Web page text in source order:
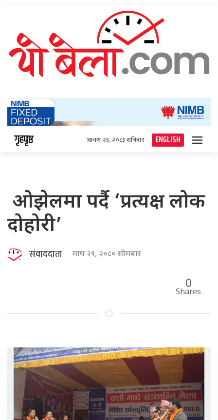
गृहपृष्ठ श्रावण २३, २०८३ शनिबार ENGLISH
ओझेलमा पर्दै ‘प्रत्यक्ष लोक
दोहोरी’
संवाददाता माघ २९, २०८० सोमबार
0
Shares